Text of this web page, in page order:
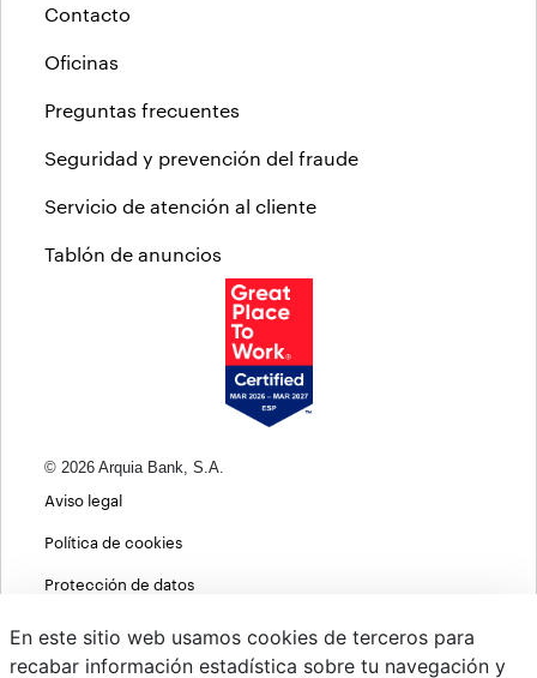
Contacto
Oficinas
Preguntas frecuentes
Seguridad y prevención del fraude
Servicio de atención al cliente
Tablón de anuncios
© 2026 Arquia Bank, S.A.
Aviso legal
Política de cookies
Protección de datos
MIFID
En este sitio web usamos cookies de terceros para
recabar información estadística sobre tu navegación y